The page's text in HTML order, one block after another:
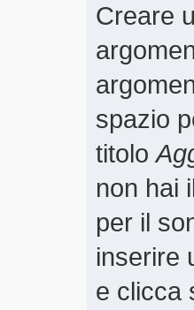
Creare
spazio
titolo
non hai
per il
inserire
e clicca